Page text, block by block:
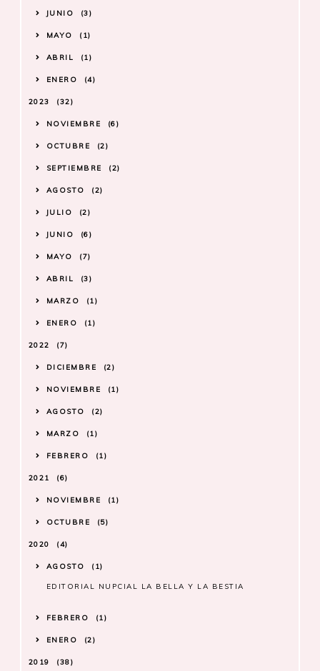
JUNIO 3
MAYO 1
ABRIL 1
ENERO 4
2023 32
NOVIEMBRE 6
OCTUBRE 2
SEPTIEMBRE 2
AGOSTO 2
JULIO 2
JUNIO 6
MAYO 7
ABRIL 3
MARZO 1
ENERO 1
2022 7
DICIEMBRE 2
NOVIEMBRE 1
AGOSTO 2
MARZO 1
FEBRERO 1
2021 6
NOVIEMBRE 1
OCTUBRE 5
2020 4
AGOSTO 1
EDITORIAL NUPCIAL LA BELLA Y LA BESTIA
FEBRERO 1
ENERO 2
2019 38